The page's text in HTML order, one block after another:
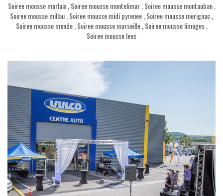
Soiree mousse morlaix, Soiree mousse montelimar, Soiree mousse montauban,
Soiree mousse millau Soiree mousse midi pyrenee Soiree mousse merignac
Soiree mousse mende, Soiree mousse marseille, Soiree mousse limoges,
Soiree mousse lens